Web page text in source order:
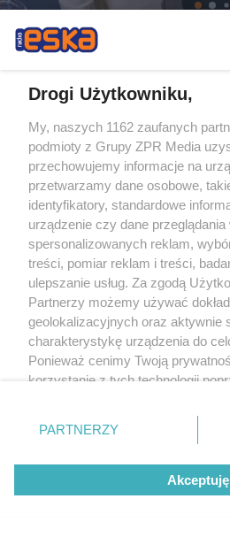
Drogi Użytkowniku,
My, naszych 1162 zaufanych
podmioty z Grupy ZPR Media
przechowujemy informacje na
przetwarzamy dane osobowe,
identyfikatory, standardowe
urządzenie czy dane
spersonalizowanych reklam,
treści, pomiar reklam i treści,
ulepszanie usług. Za zgodą
Partnerzy możemy używać
geolokalizacyjnych oraz aktywnie
charakterystykę urządzenia do
Ponieważ cenimy Twoją
korzystanie z tych technologii
zmienić/wycofać klikając przycisk
znajdujący się w lewym dolnym
rodzaje przetwarzania danych nie
użytkownika, ale masz prawo
przetwarzaniu. Preferencje będą
PARTNERZY
Akceptuję